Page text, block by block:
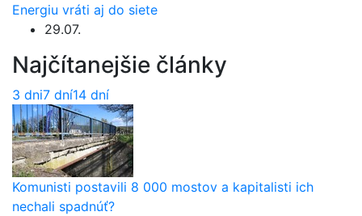
Energiu vráti aj do siete
29.07.
Najčítanejšie články
3 dni7 dní14 dní
Komunisti postavili 8 000 mostov a kapitalisti ich
nechali spadnúť?